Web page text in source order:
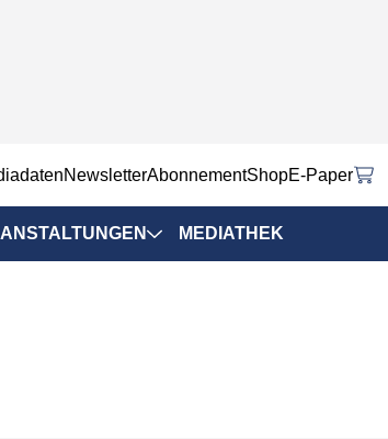
NewsletterAbonnementShopE-Paper
MEDIATHEK